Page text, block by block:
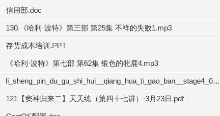
信用部.doc
130.《哈利·波特》第三部 第25集 不祥的失败1.mp3
存货成本培训.PPT
《哈利·波特》第七部 第62集 银色的牝鹿4.mp3
li_sheng_pin_du_gu_shi_hui__qiang_hua_ti_gao_ban__stage4_04.mp3
121【窦神归来二】天天练（第四十七讲）·3月23日.pdf